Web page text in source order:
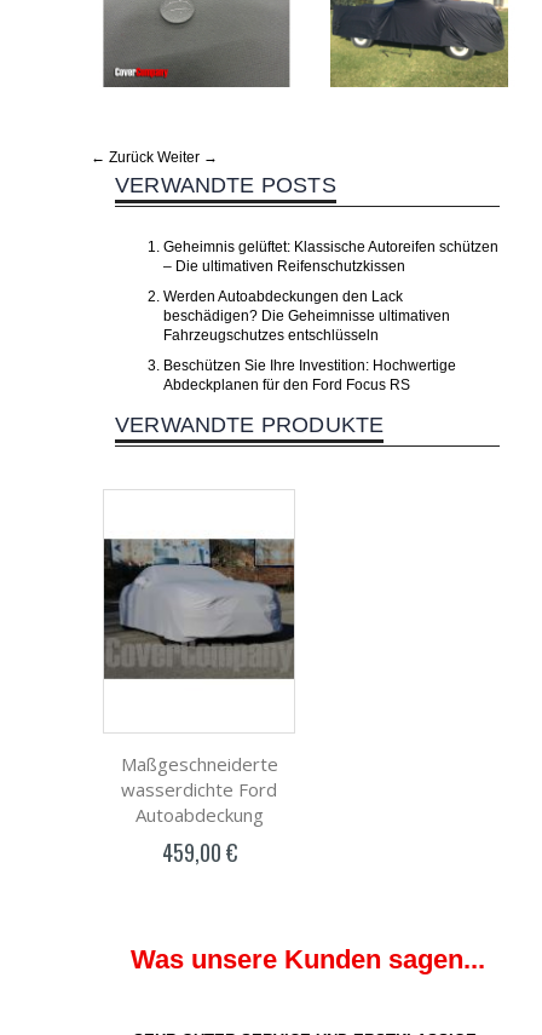
← Zurück Weiter →
VERWANDTE POSTS
Geheimnis gelüftet: Klassische Autoreifen schützen
– Die ultimativen Reifenschutzkissen
Werden Autoabdeckungen den Lack
beschädigen? Die Geheimnisse ultimativen
Fahrzeugschutzes entschlüsseln
Beschützen Sie Ihre Investition: Hochwertige
Abdeckplanen für den Ford Focus RS
VERWANDTE PRODUKTE
Maßgeschneiderte
wasserdichte Ford
Autoabdeckung
459,00 €
Was unsere Kunden sagen...